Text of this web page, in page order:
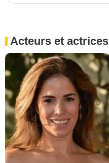
Acteurs et actrices